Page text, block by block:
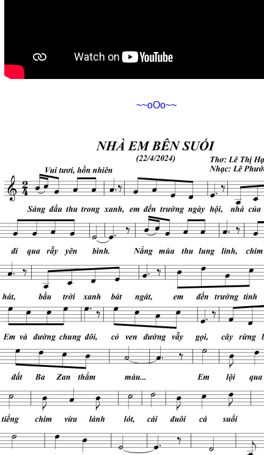
~~oOo~~